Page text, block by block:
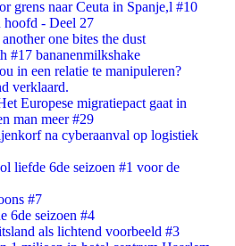
grens naar Ceuta in Spanje,l #10
hoofd - Deel 27
one bites the dust
#17 bananenmilkshake
in een relatie te manipuleren?
verklaard.
Europese migratiepact gaat in
man meer #29
na cyberaanval op logistiek
liefde 6de seizoen #1 voor de
#7
6de seizoen #4
als lichtend voorbeeld #3